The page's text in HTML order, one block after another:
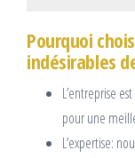
Pourquoi
indésirables
L’entreprise
pour une
L’expertise: